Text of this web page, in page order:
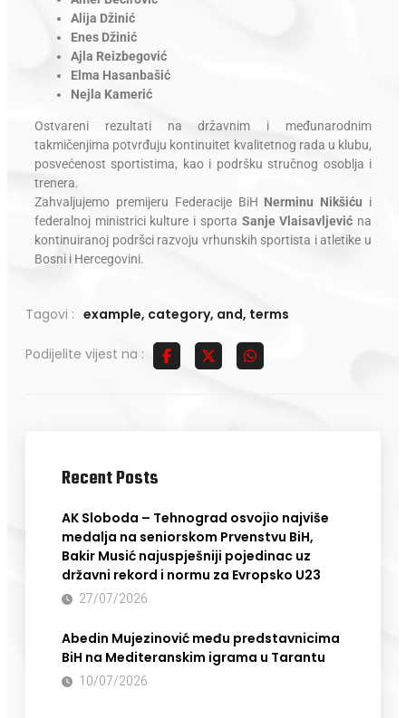
Alija Džinić
Enes Džinić
Ajla Reizbegović
Elma Hasanbašić
Nejla Kamerić
Ostvareni rezultati na državnim i međunarodnim
takmičenjima potvrđuju kontinuitet kvalitetnog rada u klubu,
posvećenost sportistima, kao i podršku stručnog osoblja i
trenera.
Zahvaljujemo premijeru Federacije BiH Nerminu Nikšiću i
federalnoj ministrici kulture i sporta Sanje Vlaisavljević na
kontinuiranoj podršci razvoju vrhunskih sportista i atletike u
Bosni i Hercegovini.
Tagovi : example, category, and, terms
Podijelite vijest na :
Recent Posts
AK Sloboda – Tehnograd osvojio najviše
medalja na seniorskom Prvenstvu BiH,
Bakir Musić najuspješniji pojedinac uz
državni rekord i normu za Evropsko U23
27/07/2026
Abedin Mujezinović među predstavnicima
BiH na Mediteranskim igrama u Tarantu
10/07/2026